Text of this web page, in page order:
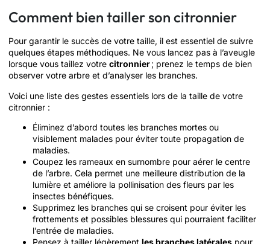
Comment bien tailler son citronnier
Pour garantir le succès de votre taille, il est essentiel de suivre
quelques étapes méthodiques. Ne vous lancez pas à l’aveugle
lorsque vous taillez votre citronnier; prenez le temps de bien
observer votre arbre et d’analyser les branches.
Voici une liste des gestes essentiels lors de la taille de votre
citronnier :
Éliminez d’abord toutes les branches mortes ou
visiblement malades pour éviter toute propagation de
maladies.
Coupez les rameaux en surnombre pour aérer le centre
de l’arbre. Cela permet une meilleure distribution de la
lumière et améliore la pollinisation des fleurs par les
insectes bénéfiques.
Supprimez les branches qui se croisent pour éviter les
frottements et possibles blessures qui pourraient faciliter
l’entrée de maladies.